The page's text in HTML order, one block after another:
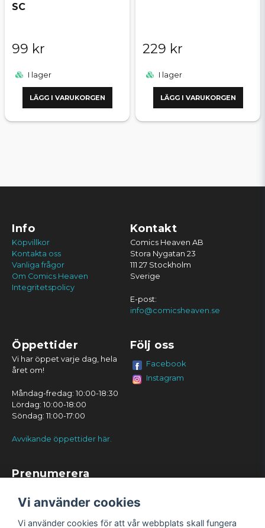
SC
99 kr
I lager
LÄGG I VARUKORGEN
229 kr
I lager
LÄGG I VARUKORGEN
Info
Köpvillkor
Kontakta oss
Vanliga frågor
Om Comics Heaven
Integritetspolicy
Kontakt
Comics Heaven AB
Stora Nygatan 23
111 27 Stockholm
Sverige
E-post:
info@comicsheaven.se
Öppettider
Vi har öppet varje dag, hela
året om!
Måndag-fredag: 10:00-18:30
Lördag: 10:00-18:00
Söndag: 11:00-17:00
Avvikande öppettider här.
Följ oss
Facebook
Instagram
Prenumerera
Vi använder cookies
Vi använder cookies för att vår webbplats skall fungera